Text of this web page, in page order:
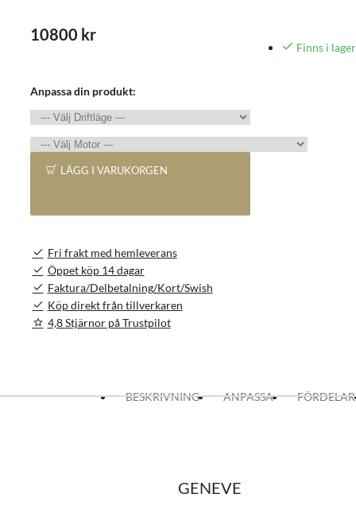
10800 kr
Finns i lager
Anpassa din produkt:
LÄGG I VARUKORGEN
Fri frakt med hemleverans
Öppet köp 14 dagar
Faktura/Delbetalning/Kort/Swish
Köp direkt från tillverkaren
4,8 Stjärnor på Trustpilot
BESKRIVNING ANPASSA FÖRDELAR
GENEVE